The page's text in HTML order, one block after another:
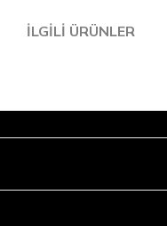
İLGILI ÜRÜNLER